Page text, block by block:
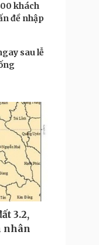
khách
đề nhập
sau lễ
3.2,
nhân